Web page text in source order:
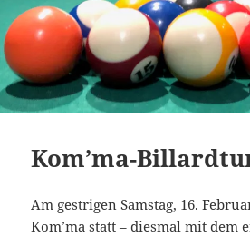
Kom’ma-
Am gestrigen Samstag, 16.
Kom’ma statt – diesmal mit dem